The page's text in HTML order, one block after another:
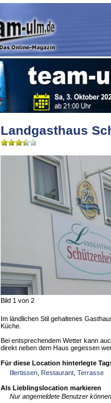
Landgasthaus
Bild 1 von 2
Im ländlichen Stil gehaltenes
Küche.
Bei entsprechendem Wetter kann
direkt neben dem Haus gegessen
Für diese Location hinterlegte
Illertissen Restaurant Terrasse
Als Lieblingslocation markieren
Nur angemeldete Benutzer